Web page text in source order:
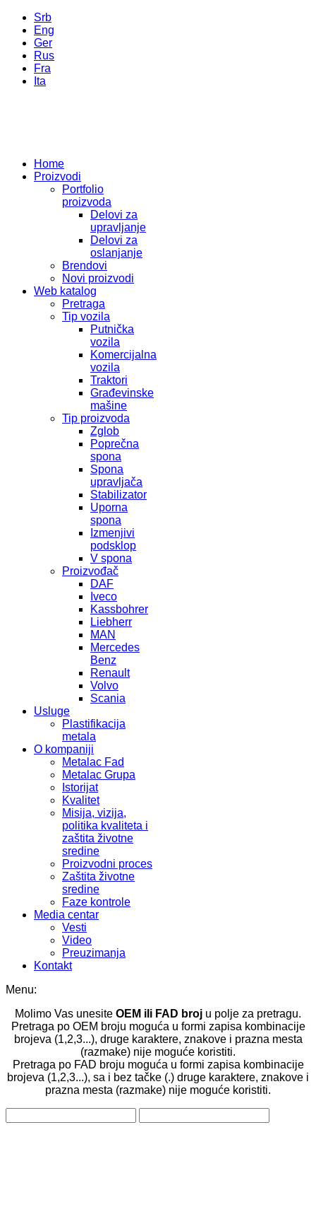
Srb
Eng
Ger
Rus
Fra
Ita
Home
Proizvodi
Portfolio
proizvoda
Delovi za
upravljanje
Delovi za
oslanjanje
Brendovi
Novi proizvodi
Web katalog
Pretraga
Tip vozila
Putnička
vozila
Komercijalna
vozila
Traktori
Građevinske
mašine
Tip proizvoda
Zglob
Poprečna
spona
Spona
upravljača
Stabilizator
Uporna
spona
Izmenjivi
podsklop
V spona
Proizvođač
DAF
Iveco
Kassbohrer
Liebherr
MAN
Mercedes
Benz
Renault
Volvo
Scania
Usluge
Plastifikacija
metala
O kompaniji
Metalac Fad
Metalac Grupa
Istorijat
Kvalitet
Misija, vizija,
politika kvaliteta i
zaštita životne
sredine
Proizvodni proces
Zaštita životne
sredine
Faze kontrole
Media centar
Vesti
Video
Preuzimanja
Kontakt
Menu:
Molimo Vas unesite OEM ili FAD broj u polje za pretragu.
Pretraga po OEM broju moguća u formi zapisa kombinacije
brojeva (1,2,3...), druge karaktere, znakove i prazna mesta
(razmake) nije moguće koristiti.
Pretraga po FAD broju moguća u formi zapisa kombinacije
brojeva (1,2,3...), sa i bez tačke (.) druge karaktere, znakove i
prazna mesta (razmake) nije moguće koristiti.